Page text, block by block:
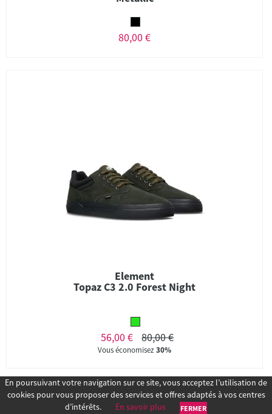
80,00 €
Element
Topaz C3 2.0 Forest Night
56,00 € 80,00 €
Vous économisez30%
En poursuivant votre navigation sur ce site, vous acceptez l’utilisation de
cookies pour vous proposer des services et offres adaptés à vos centres
d’intérêts.
En savoir plus FERMER